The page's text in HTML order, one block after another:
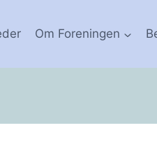
Om Foreningen